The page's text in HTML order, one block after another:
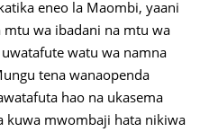
eneo la Maombi, yaani
wa ibadani na mtu wa
watu wa namna
tena wanaopenda
hao na ukasema
kuwa mwombaji hata nikiwa